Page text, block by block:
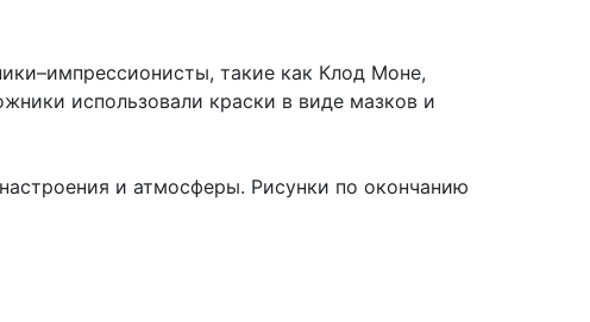
такие как Клод Моне,
использовали краски в виде мазков и
и атмосферы. Рисунки по окончанию